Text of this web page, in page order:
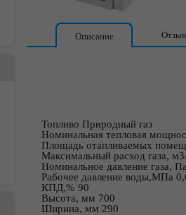
Описание
Топливо Природный газ
Номинальная тепловая
Площадь отапливаемых
Максимальный расход газа,
Номинальное давление газа,
Рабочее давление воды,МПа
КПД,% 90
Высота, мм 700
Ширина, мм 290